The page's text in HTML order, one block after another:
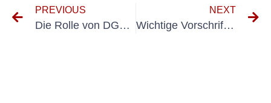
PREVIOUS
Die Rolle von DGUV ortsveränderlichen elektrischen Betriebsmitteln im Arbeitsschutz
NEXT
Wichtige Vorschriften und Anforderungen für die DGUV-Prüfung von Containern